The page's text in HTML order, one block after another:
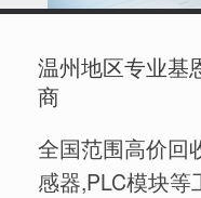
温州地区专业基
商
全国范围高价回
感器,PLC模块等